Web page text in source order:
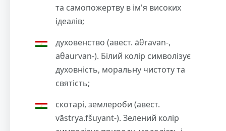
та самопожертву в ім'я високих
ідеалів;
духовенство (авест. āθravan-,
aθaurvan-). Білий колір символізує
духовність, моральну чистоту та
святість;
скотарі, землероби (авест.
vāstrya.fšuyant-). Зелений колір